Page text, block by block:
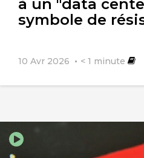
L'urgence de
GoodPlanet Inf...
[…] Comment, dans
l'accélération
sens au temps et
à un "data
symbole de
10 Avr 2026 < 1 minute